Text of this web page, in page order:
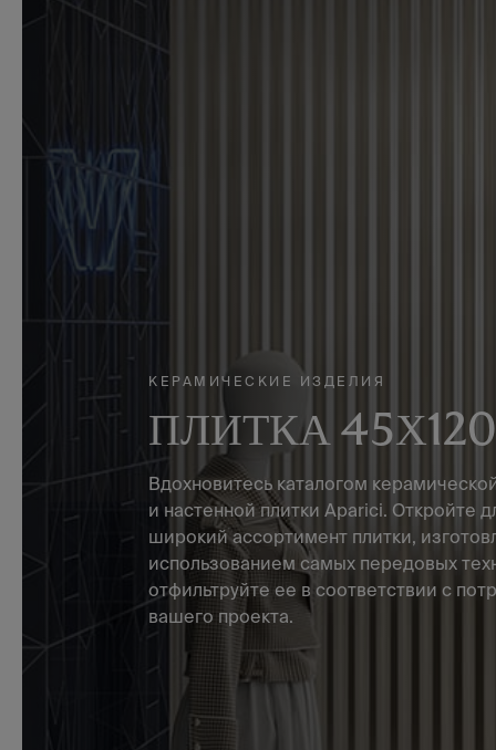
КЕРАМИЧЕСКИЕ ИЗДЕЛИЯ
ПЛИТКА
Вдохновитесь каталогом
и настенной плитки Aparici. Откройте
широкий ассортимент плитки,
использованием самых передовых
отфильтруйте ее в соответствии с
вашего проекта.